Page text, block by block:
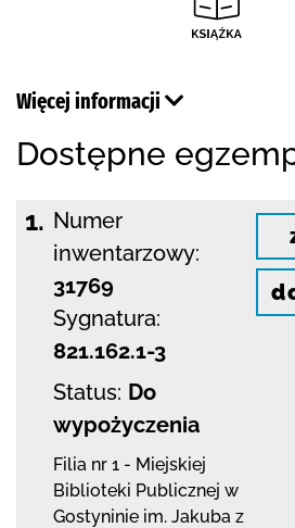
Więcej informacji
Dostępne
1. Numer
inwentarzowy:
31769
Sygnatura:
821.162.1-3
Status: Do
wypożyczenia
Filia nr 1 - Miejskiej
Biblioteki Publicznej w
Gostyninie im. Jakuba z